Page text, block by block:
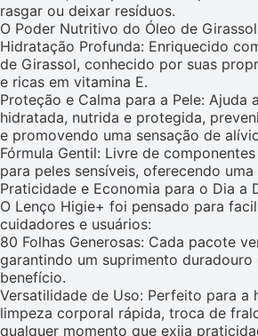
rasgar ou deixar resíduos.
O Poder Nutritivo do Óleo de Girassol
Hidratação Profunda: Enriquecido
de Girassol, conhecido por suas
e ricas em vitamina E.
Proteção e Calma para a Pele: Ajuda
hidratada, nutrida e protegida,
e promovendo uma sensação de
Fórmula Gentil: Livre de
para peles sensíveis, oferecendo
Praticidade e Economia para o Dia a
O Lenço Higie+ foi pensado para
cuidadores e usuários:
80 Folhas Generosas: Cada pacote
garantindo um suprimento
benefício.
Versatilidade de Uso: Perfeito para a
limpeza corporal rápida, troca de
qualquer momento que exija